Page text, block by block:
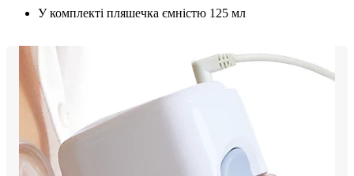
У комплекті пляшечка ємністю 125 мл